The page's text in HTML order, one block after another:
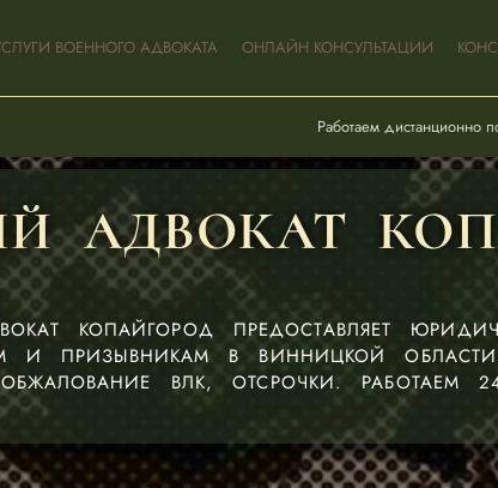
ВОЕННОГО АДВОКАТА ОНЛАЙН КОНСУЛЬТАЦИИ
Работаем дистанционно
АДВОКАТ
КОПАЙГОРОД ПРЕДОСТАВЛЯЕТ
И ПРИЗЫВНИКАМ В ВИННИЦКОЙ
ОБЖАЛОВАНИЕ ВЛК, ОТСРОЧКИ. РАБОТАЕМ